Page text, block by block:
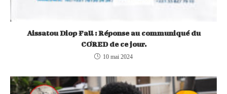
Aissatou Diop Fall : Réponse au communiqué du
CORED de ce jour.
10 mai 2024